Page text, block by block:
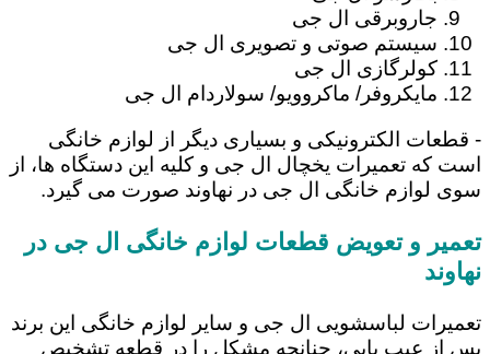
جاروبرقی ال جی
سیستم صوتی و تصویری ال جی
کولرگازی ال جی
مایکروفر/ ماکروویو/ سولاردام ال جی
- قطعات الکترونیکی و بسیاری دیگر از لوازم خانگی
است که تعمیرات یخچال ال جی و کلیه این دستگاه ها، از
سوی لوازم خانگی ال جی در نهاوند صورت می گیرد.
تعمیر و تعویض قطعات لوازم خانگی ال جی در
نهاوند
تعمیرات لباسشویی ال جی و سایر لوازم خانگی این برند
پس از عیب یابی، چنانچه مشکل را در قطعه تشخیص